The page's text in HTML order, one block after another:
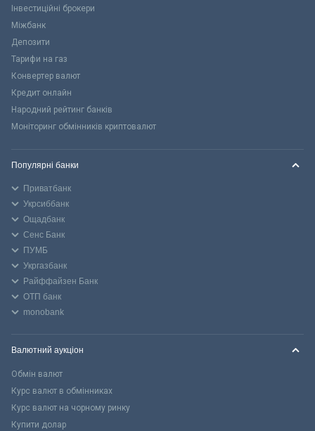
Інвестиційні брокери
Міжбанк
Депозити
Тарифи на газ
Конвертер валют
Кредит онлайн
Народний рейтинг банків
Моніторинг обмінників криптовалют
Популярні банки
Приватбанк
Укрсиббанк
Ощадбанк
Сенс Банк
ПУМБ
Укргазбанк
Райффайзен Банк
ОТП банк
monobank
Валютний аукціон
Обмін валют
Курс валют в обмінниках
Курс валют на чорному ринку
Купити долар